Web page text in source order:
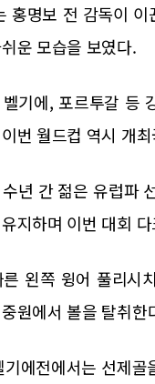
홍명보 전 감독이
운 모습을 보였다.
기에, 포르투갈 등
번 월드컵 역시 개
년 간 젊은 유럽파
지하며 이번 대회
왼쪽 윙어 풀리시
원에서 볼을 탈취
에전에서는 선제